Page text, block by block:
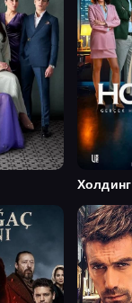
Холдинг